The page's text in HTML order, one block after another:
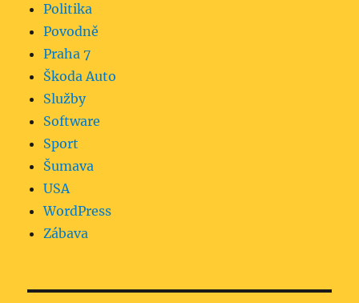
Politika
Povodně
Praha 7
Škoda Auto
Služby
Software
Sport
Šumava
USA
WordPress
Zábava